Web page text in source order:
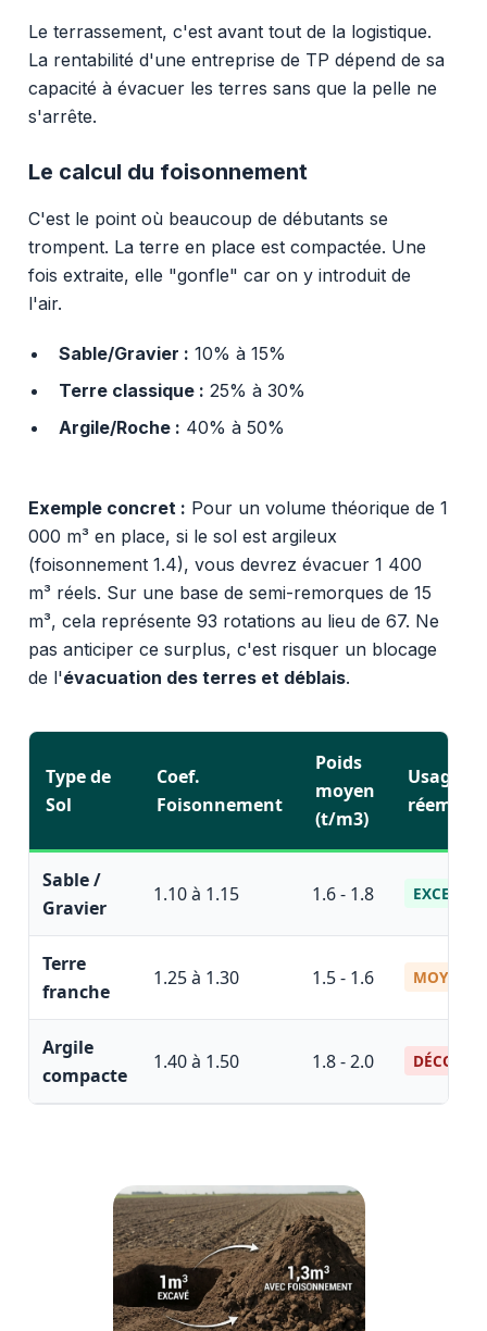
Le terrassement, c'est avant tout de la logistique.
La rentabilité d'une entreprise de TP dépend de sa
capacité à évacuer les terres sans que la pelle ne
s'arrête.
Le calcul du foisonnement
C'est le point où beaucoup de débutants se
trompent. La terre en place est compactée. Une
fois extraite, elle "gonfle" car on y introduit de
l'air.
Sable/Gravier : 10% à 15%
Terre classique : 25% à 30%
Argile/Roche : 40% à 50%
Exemple concret : Pour un volume théorique de 1
000 m³ en place, si le sol est argileux
(foisonnement 1.4), vous devrez évacuer 1 400
m³ réels. Sur une base de semi-remorques de 15
m³, cela représente 93 rotations au lieu de 67. Ne
pas anticiper ce surplus, c'est risquer un blocage
de l'évacuation des terres et déblais.
Type de
Sol
Coef.
Foisonnement
Poids
moyen
(t/m3)
Usage
réemploi
Sable /
Gravier
1.10 à 1.15 1.6 - 1.8
Terre
franche
1.25 à 1.30 1.5 - 1.6 MOYEN
Argile
compacte
1.40 à 1.50 1.8 - 2.0